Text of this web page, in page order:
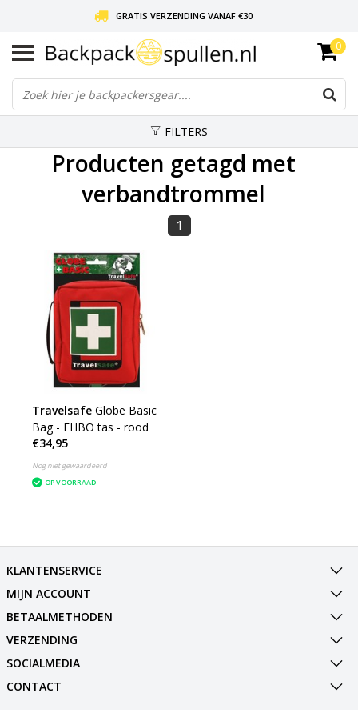
GRATIS VERZENDING VANAF €30
LIEFDE VOOR BACKPACKEN!
30 DAGEN GRATIS RETOUR
0
FILTERS
Producten getagd met
verbandtrommel
1
Travelsafe Globe Basic
Bag - EHBO tas - rood
€34,95
Nog niet gewaardeerd
OP VOORRAAD
KLANTENSERVICE
MIJN ACCOUNT
BETAALMETHODEN
VERZENDING
SOCIALMEDIA
CONTACT